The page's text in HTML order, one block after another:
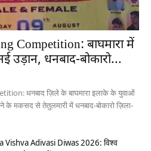
Competition: बाघमारा में
उड़ान, धनबाद-बोकारो...
धनबाद ज़िले के बाघमारा इलाके के युवाओं
के मकसद से तेतुलमारी में धनबाद-बोकारो ज़िला-
Vishva Adivasi Diwas 2026: विश्व